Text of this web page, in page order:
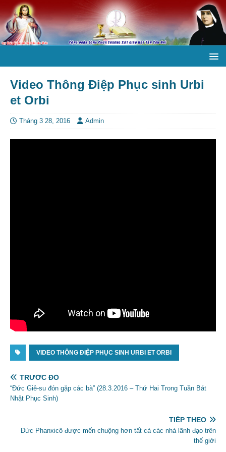
Video Thông Điệp Phục sinh Urbi
et Orbi
Tháng 3 28, 2016 Admin
VIDEO THÔNG ĐIỆP PHỤC SINH URBI ET ORBI
TRƯỚC ĐÓ
“Đức Giê-su đón gặp các bà” (28.3.2016 – Thứ Hai Trong Tuần Bát
Nhật Phục Sinh)
TIẾP THEO
Đức Phanxicô được mến chuộng hơn tất cả các nhà lãnh đạo trên
thế giới